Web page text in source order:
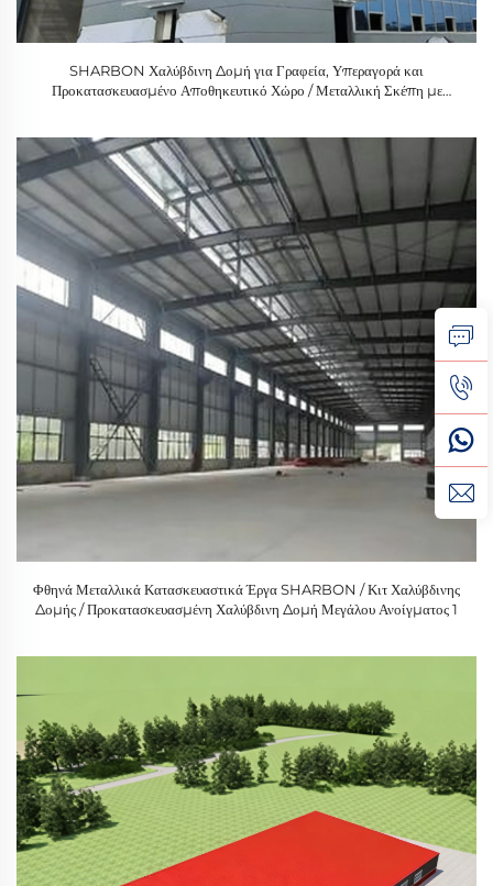
SHARBON Χαλύβδινη Δομή για Γραφεία, Υπεραγορά και
Προκατασκευασμένο Αποθηκευτικό Χώρο / Μεταλλική Σκέπη με
Φθηνά Μεταλλικά Κατασκευαστικά Έργα SHARBON / Κιτ Χαλύβδινης
Δομής / Προκατασκευασμένη Χαλύβδινη Δομή Μεγάλου Ανοίγματος 1